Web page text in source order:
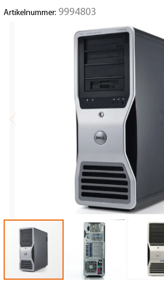
Artikelnummer: 9994803